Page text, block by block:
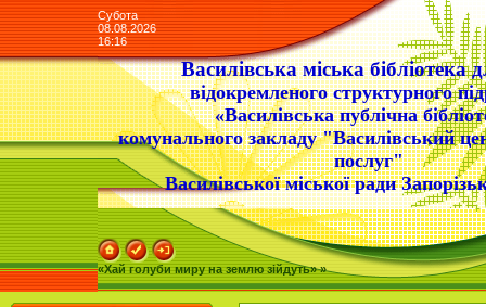
Субота
08.08.2026
16:16
Василівська міська бібліотека
відокремленого структурного
«Василівська публічна
комунального закладу "Василівський
послуг"
Василівської міської ради
«Хай голуби миру на землю зійдуть» »